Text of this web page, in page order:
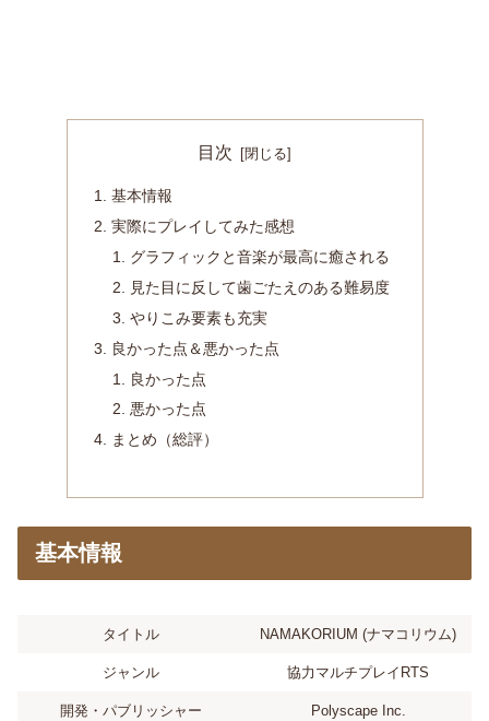
目次
基本情報
実際にプレイしてみた感想
グラフィックと音楽が最高に癒される
見た目に反して歯ごたえのある難易度
やりこみ要素も充実
良かった点＆悪かった点
良かった点
悪かった点
まとめ（総評）
基本情報
タイトル NAMAKORIUM (ナマコリウム)
ジャンル 協力マルチプレイRTS
開発・パブリッシャー Polyscape Inc.